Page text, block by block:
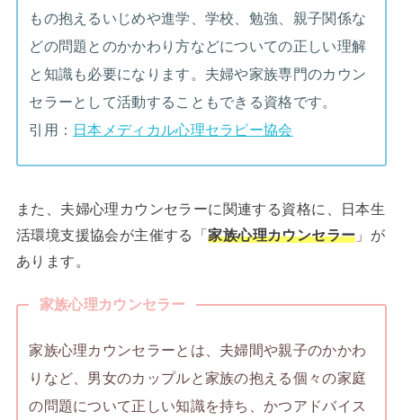
もの抱えるいじめや進学、学校、勉強、親子関係な
どの問題とのかかわり方などについての正しい理解
と知識も必要になります。夫婦や家族専門のカウン
セラーとして活動することもできる資格です。
引用： 日本メディカル心理セラピー協会
また、夫婦心理カウンセラーに関連する資格に、日本生
活環境支援協会が主催する「家族心理カウンセラー 」が
あります。
家族心理カウンセラー
家族心理カウンセラーとは、夫婦間や親子のかかわ
りなど、男女のカップルと家族の抱える個々の家庭
の問題について正しい知識を持ち、かつアドバイス